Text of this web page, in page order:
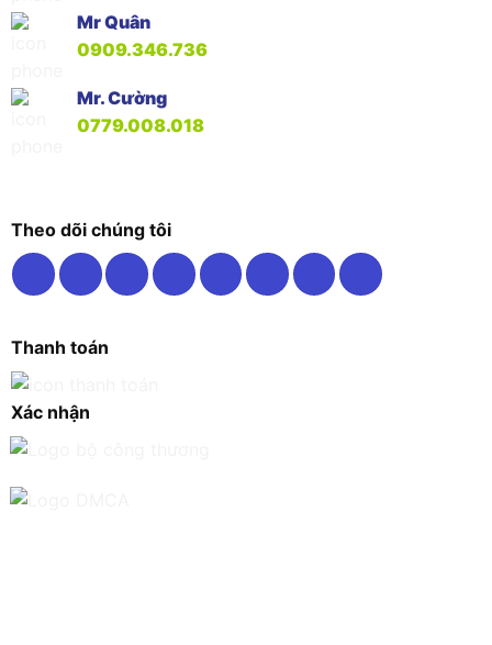
Mr Quân
0909.346.736
Mr. Cường
0779.008.018
Theo dõi chúng tôi
Thanh toán
Xác nhận